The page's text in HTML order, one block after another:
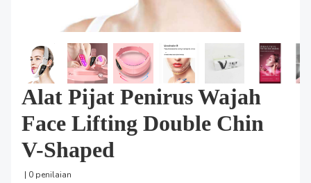
Alat Pijat Penirus Wajah
Face Lifting Double Chin
V-Shaped
| 0 penilaian